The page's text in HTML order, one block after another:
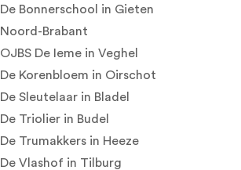
De Bonnerschool
in Gieten
Noord-Brabant
OJBS De Ieme in Veghel
De Korenbloem in Oirschot
De Sleutelaar in Bladel
De Triolier in Budel
De Trumakkers in Heeze
De Vlashof in Tilburg